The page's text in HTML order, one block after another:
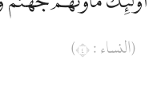
(النساء : ٤)